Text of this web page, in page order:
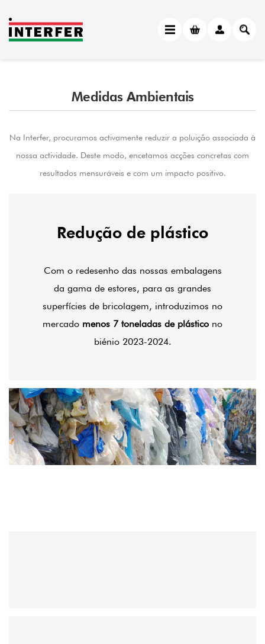
Medidas Ambientais
Na Interfer, procuramos activamente reduzir a poluição associada à
nossa actividade. Deste modo, encetamos acções concretas com
resultados mensuráveis e com um impacto positivo.
Redução de plástico
Com o redesenho das nossas embalagens
da gama de estores, para as grandes
superfícies de bricolagem, introduzimos no
mercado menos 7 toneladas de plástico no
biénio 2023-2024.